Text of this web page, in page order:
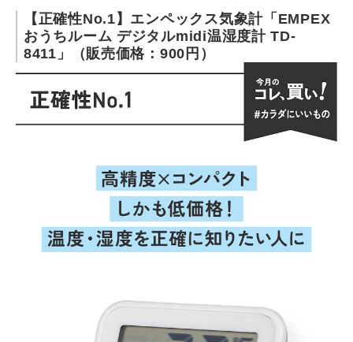
【正確性No.1】エンペックス気象計「EMPEX
おうちルーム デジタルmidi温湿度計 TD-
8411」（販売価格：900円）